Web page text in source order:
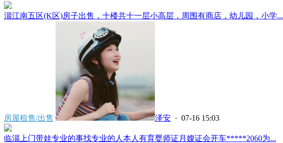
淄江南五区(K区)房子出售，十楼共十一层小高层，周围有商店，幼儿园，小学...
房屋租售/出售 泽安 · 07-16 15:03
临淄上门带娃专业的事找专业的人本人有育婴师证月嫂证会开车*****2060为...